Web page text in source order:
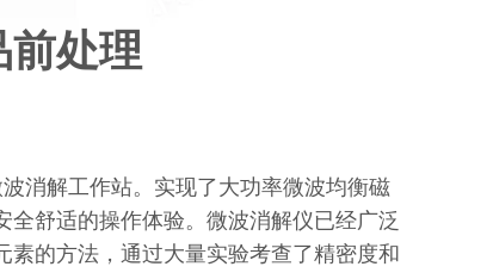
处理
消解工作站。实现了大功率微波均衡磁
舒适的操作体验。微波消解仪已经广泛
的方法，通过大量实验考查了精密度和